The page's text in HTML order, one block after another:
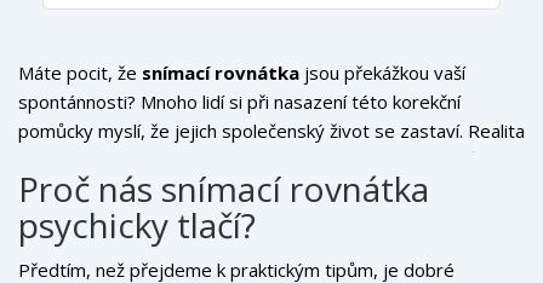
Máte pocit, že snímací rovnátka jsou překážkou vaší
spontánnosti? Mnoho lidí si při nasazení této korekční
pomůcky myslí, že jejich společenský život se zastaví. Realita
je však jiná. S trochou cviku a správnými strategiemi můžete
být stejně aktivní jako dříve - na rande, v práci i ve fitku.
Klíčem není schovávat se před lidmi, ale naučit se s rovnátky
žít tak, aby vám nebránily v tom, co máte rádi.
Proč nás snímací rovnátka
psychicky tlačí?
Předtím, než přejdeme k praktickým tipům, je dobré